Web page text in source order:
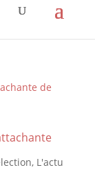
, L'actu